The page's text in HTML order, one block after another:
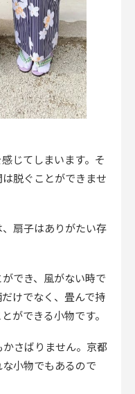
じてしまいます。そ
脱ぐことができませ
扇子はありがたい存
でき、風がない時で
けでなく、畳んで持
ができる小物です。
さばりません。京都
小物でもあるので